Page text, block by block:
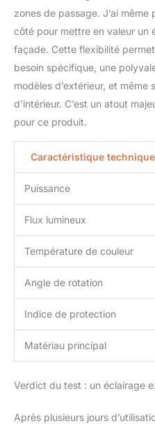
zones de passage. J’ai même
côté pour mettre en valeur un
façade. Cette flexibilité
besoin spécifique, une
modèles d’extérieur, et même
d’intérieur. C’est un atout
pour ce produit.
Caractéristique technique
Puissance
Flux lumineux
Température de couleur
Angle de rotation
Indice de protection
Matériau principal
Verdict du test : un éclairage
Après plusieurs jours